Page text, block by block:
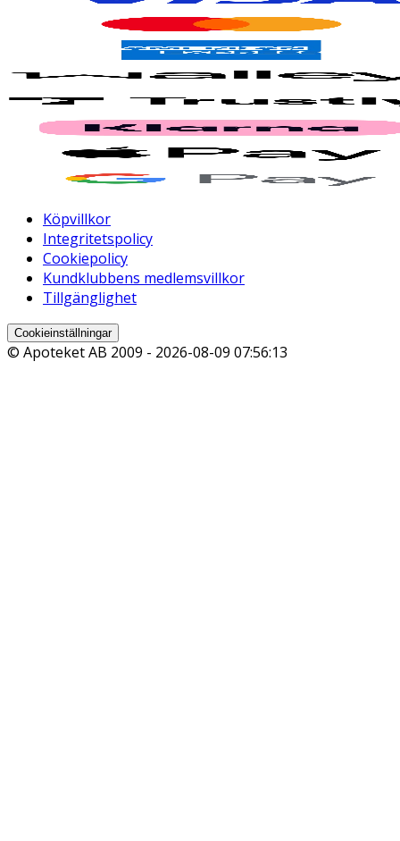
Köpvillkor
Integritetspolicy
Cookiepolicy
Kundklubbens medlemsvillkor
Tillgänglighet
Cookieinställningar
© Apoteket AB 2009 - 2026-08-09 07:56:13